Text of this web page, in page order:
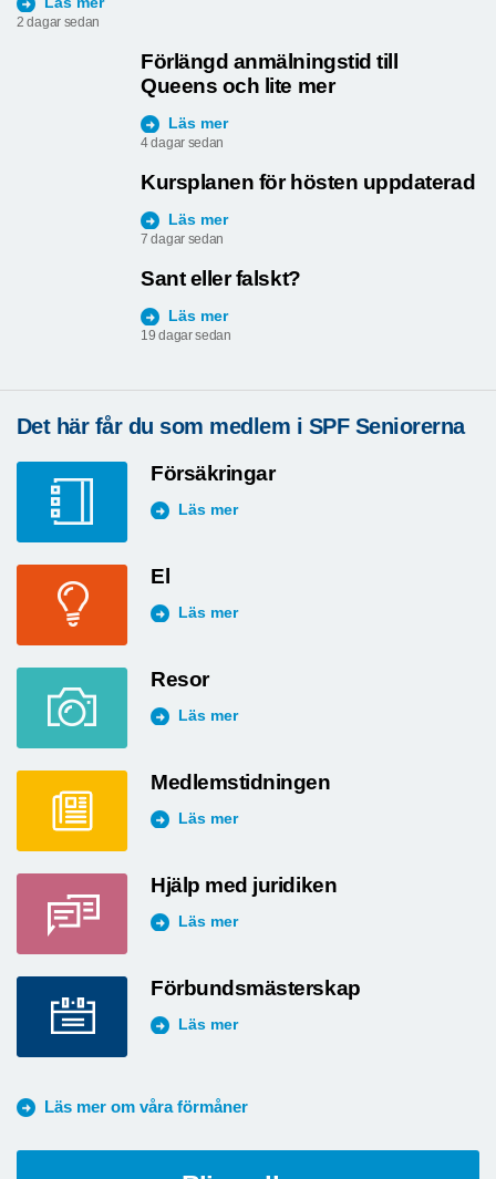
2 dagar sedan
Förlängd anmälningstid till
Queens och lite mer
Läs mer
4 dagar sedan
Kursplanen för hösten uppdaterad
Läs mer
7 dagar sedan
Sant eller falskt?
Läs mer
19 dagar sedan
Det här får du som medlem i SPF Seniorerna
Försäkringar
Läs mer
El
Läs mer
Resor
Läs mer
Medlemstidningen
Läs mer
Hjälp med juridiken
Läs mer
Förbundsmästerskap
Läs mer
Läs mer om våra förmåner